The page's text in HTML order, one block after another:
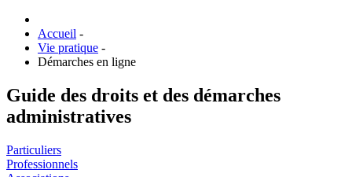
Accueil -
Vie pratique -
Démarches en ligne
Guide des droits et des démarches
administratives
Particuliers
Professionnels